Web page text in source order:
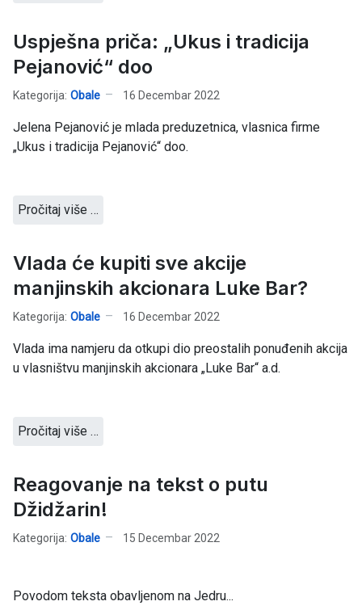
Uspješna priča: „Ukus i tradicija
Pejanović“ doo
Kategorija: Obale 16 Decembar 2022
Jelena Pejanović je mlada preduzetnica, vlasnica firme
„Ukus i tradicija Pejanović“ doo.
Pročitaj više …
Vlada će kupiti sve akcije
manjinskih akcionara Luke Bar?
Kategorija: Obale 16 Decembar 2022
Vlada ima namjeru da otkupi dio preostalih ponuđenih akcija
u vlasništvu manjinskih akcionara „Luke Bar“ a.d.
Pročitaj više …
Reagovanje na tekst o putu
Džidžarin!
Kategorija: Obale 15 Decembar 2022
Povodom teksta obavljenom na Jedru...